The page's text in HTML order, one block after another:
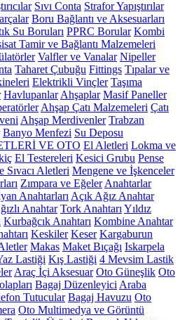
Sıvı Conta Strafor Yapıştırılar
Boru Bağlantı ve Aksesuarları
Su Boruları PPRC Borular Kombi
Tamir ve Bağlantı Malzemeleri
Valfler ve Vanalar Nipeller
Taharet Çubuğu Fittings Tıpalar ve
Elektrikli Vinçler Taşıma
Havlupanlar Ahşaplar Masif Paneller
Ahşap Çatı Malzemeleri Çatı
Ahşap Merdivenler Trabzan
Banyo Menfezi Su Deposu
VE OTO El Aletleri Lokma ve
El Testereleri Kesici Grubu Pense
Sıvacı Aletleri Mengene ve İşkenceler
Zımpara ve Eğeler Anahtarlar
Anahtarları Açık Ağız Anahtar
Anahtar Tork Anahtarı Yıldız
Kurbağcık Anahtarı Kombine Anahtar
Keskiler Keser Kargaburun
Makas Maket Bıçağı Iskarpela
Lastiği Kış Lastiği 4 Mevsim Lastik
Araç İçi Aksesuar Oto Güneşlik Oto
Bagaj Düzenleyici Araba
Tutucular Bagaj Havuzu Oto
Oto Multimedya ve Görüntü